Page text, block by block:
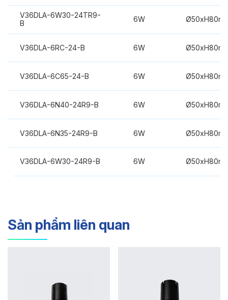
V36DLA-6W30-24TR9-
B
6W
V36DLA-6RC-24-B 6W
V36DLA-6C65-24-B 6W
V36DLA-6N40-24R9-B 6W
V36DLA-6N35-24R9-B 6W
V36DLA-6W30-24R9-B 6W
Sản phẩm liên quan